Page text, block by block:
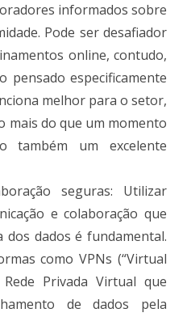
informados sobre
Pode ser desafiador
online, contudo,
pensado especificamente
melhor para o setor,
mais do que um momento
também um excelente
seguras: Utilizar
e colaboração que
dos dados é fundamental.
como VPNs (“Virtual
Privada Virtual que
de dados pela